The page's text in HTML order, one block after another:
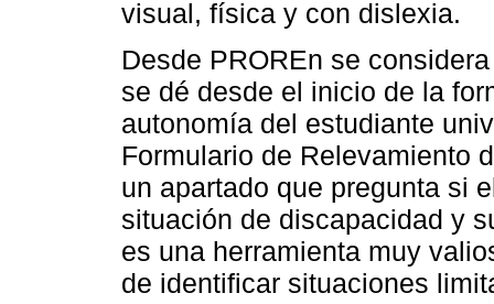
visual, física y con dislexia.
Desde PROREn se
se dé desde el inicio de la
autonomía del estudiante
Formulario de Relevamiento
un apartado que pregunta si
situación de discapacidad y
es una herramienta muy
de identificar situaciones